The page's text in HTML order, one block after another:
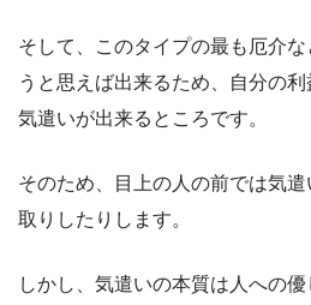
そして、このタイプの最も厄介
うと思えば出来るため、自分の
気遣いが出来るところです。
そのため、目上の人の前では気
取りしたりします。
しかし、気遣いの本質は人への優